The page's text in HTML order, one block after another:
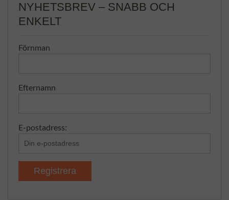
NYHETSBREV – SNABB OCH
ENKELT
Förnman
Efternamn
E-postadress: